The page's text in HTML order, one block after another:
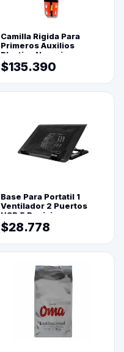
Camilla Rigida Para
Primeros Auxilios
Plastica Naranja
$135.390
Base Para Portatil 1
Ventilador 2 Puertos
USB 5 Posiciones
$28.778